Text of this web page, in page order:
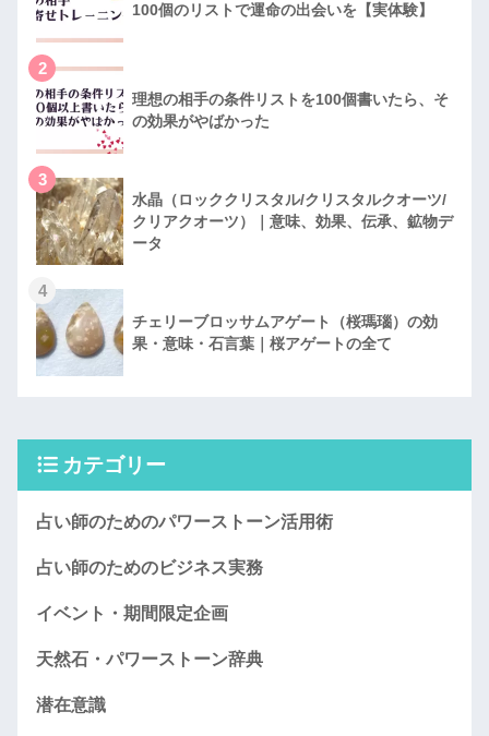
100個のリストで運命の出会いを【実体験】
2
理想の相手の条件リストを100個書いたら、そ
の効果がやばかった
3
水晶（ロッククリスタル/クリスタルクオーツ/
クリアクオーツ）｜意味、効果、伝承、鉱物デ
ータ
4
チェリーブロッサムアゲート（桜瑪瑙）の効
果・意味・石言葉｜桜アゲートの全て
カテゴリー
占い師のためのパワーストーン活用術
占い師のためのビジネス実務
イベント・期間限定企画
天然石・パワーストーン辞典
潜在意識